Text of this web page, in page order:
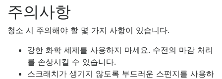
주의사항
청소 시 주의해야 할 몇 가지 사항이 있습니다.
강한 화학 세제를 사용하지 마세요. 수전의 마감 처리
를 손상시킬 수 있습니다.
스크래치가 생기지 않도록 부드러운 스펀지를 사용하